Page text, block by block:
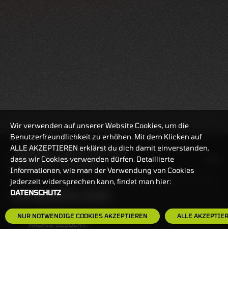
BANKEINSTELLUNGEN
HÄUFIG GESUCHT:
HANDELSZEIT
MO-FR: 7:30-23 UHR
ZERTIFIKATE
Wir verwenden auf unserer Website Cookies, um die
Benutzerfreundlichkeit zu erhöhen. Mit dem Klicken auf
ALLE AKZEPTIEREN erklärst du dich damit einverstanden,
dass wir Cookies verwenden dürfen. Detaillierte
Informationen, wie man der Verwendung von Cookies
jederzeit widersprechen kann, findet man hier:
DATENSCHUTZ
NUR NOTWENDIGE COOKIES AKZEPTIEREN ALLE